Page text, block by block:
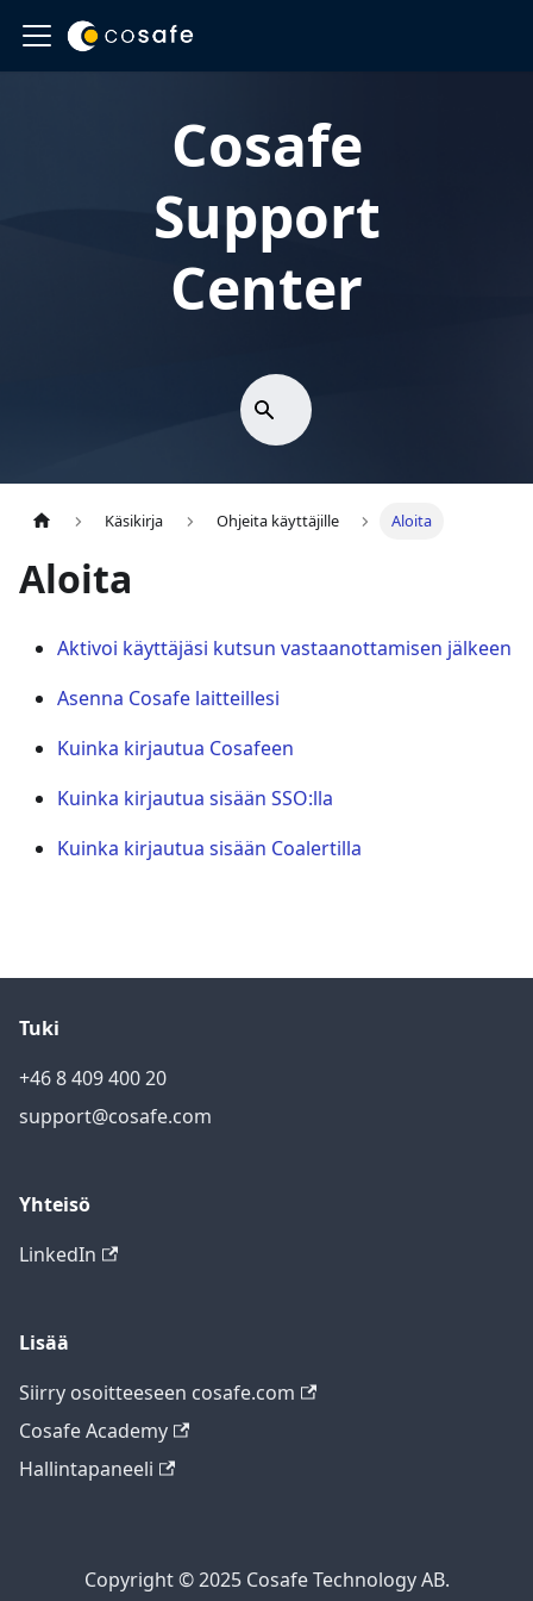
Cosafe
Support
Center
Käsikirja Ohjeita käyttäjille Aloita
Aloita
Aktivoi käyttäjäsi kutsun vastaanottamisen jälkeen
Asenna Cosafe laitteillesi
Kuinka kirjautua Cosafeen
Kuinka kirjautua sisään SSO:lla
Kuinka kirjautua sisään Coalertilla
Tuki
+46 8 409 400 20
support@cosafe.com
Yhteisö
LinkedIn
Lisää
Siirry osoitteeseen cosafe.com
Cosafe Academy
Hallintapaneeli
Copyright © 2025 Cosafe Technology AB.